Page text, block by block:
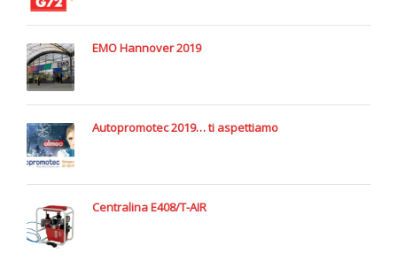
EMO Hannover 2019
Autopromotec 2019… ti aspettiamo
Centralina E408/T-AIR